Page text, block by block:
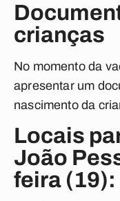
crianças
No momento da
apresentar um
nascimento da
Locais
João
feira (19):